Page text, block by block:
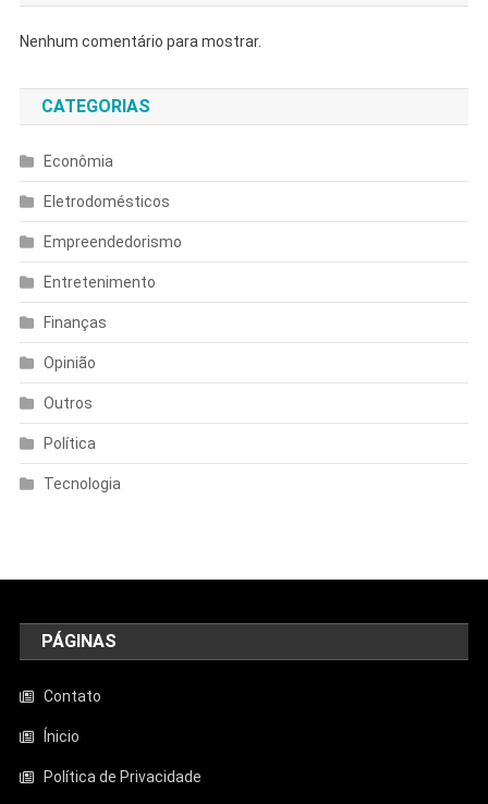
Nenhum comentário para mostrar.
CATEGORIAS
Econômia
Eletrodomésticos
Empreendedorismo
Entretenimento
Finanças
Opinião
Outros
Política
Tecnologia
PÁGINAS
Contato
Ínicio
Política de Privacidade